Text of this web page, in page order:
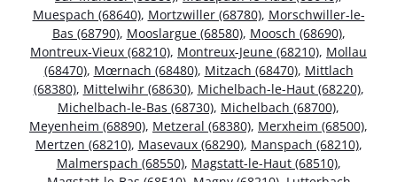
Muespach (68640), Mortzwiller (68780), Morschwiller-le-
Bas (68790), Mooslargue (68580), Moosch (68690),
Montreux-Vieux (68210), Montreux-Jeune (68210), Mollau
(68470), Mœrnach (68480), Mitzach (68470), Mittlach
(68380), Mittelwihr (68630), Michelbach-le-Haut (68220),
Michelbach-le-Bas (68730), Michelbach (68700),
Meyenheim (68890), Metzeral (68380), Merxheim (68500),
Mertzen (68210), Masevaux (68290), Manspach (68210),
Malmerspach (68550), Magstatt-le-Haut (68510),